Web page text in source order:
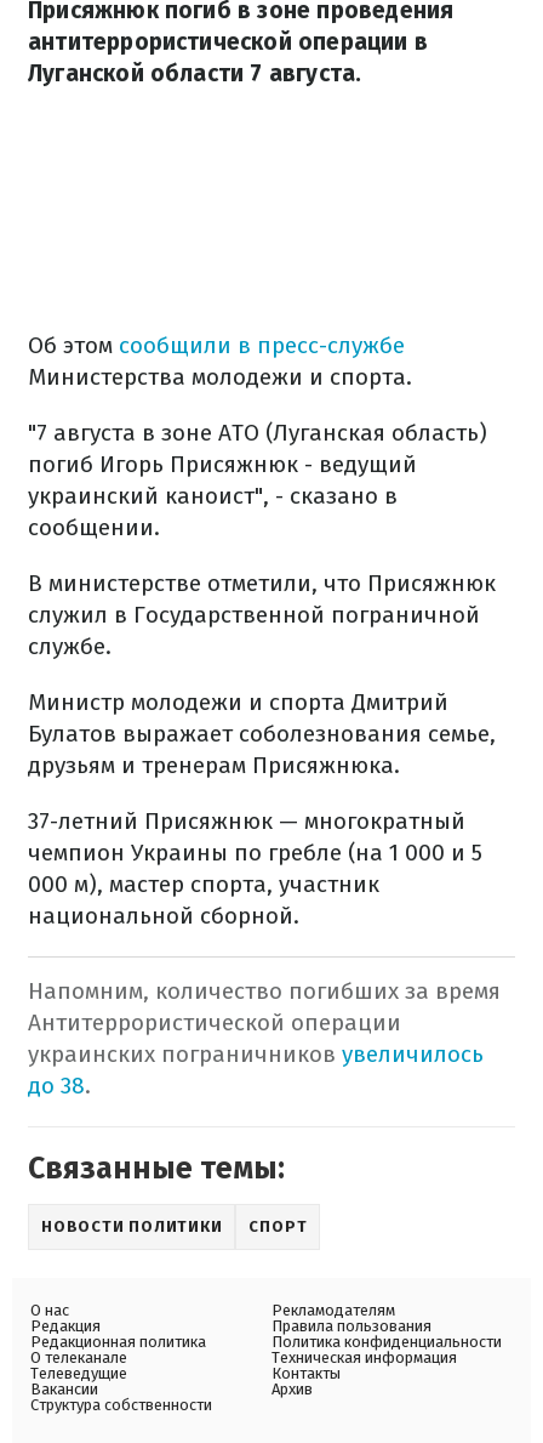
Присяжнюк погиб в зоне проведения
антитеррористической операции в
Луганской области 7 августа.
Об этом сообщили в пресс-службе
Министерства молодежи и спорта.
"7 августа в зоне АТО (Луганская область)
погиб Игорь Присяжнюк - ведущий
украинский каноист", - сказано в
сообщении.
В министерстве отметили, что Присяжнюк
служил в Государственной пограничной
службе.
Министр молодежи и спорта Дмитрий
Булатов выражает соболезнования семье,
друзьям и тренерам Присяжнюка.
37-летний Присяжнюк — многократный
чемпион Украины по гребле (на 1 000 и 5
000 м), мастер спорта, участник
национальной сборной.
Напомним, количество погибших за время
Антитеррористической операции
украинских пограничников увеличилось
до 38.
Связанные темы:
НОВОСТИ ПОЛИТИКИ СПОРТ
О нас
Редакция
Редакционная политика
О телеканале
Телеведущие
Вакансии
Структура собственности
Рекламодателям
Правила пользования
Политика конфиденциальности
Техническая информация
Контакты
Архив